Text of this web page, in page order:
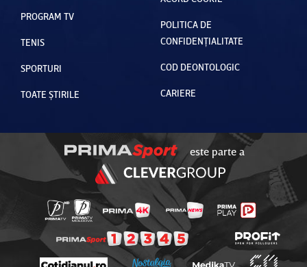
PROGRAM TV
TENIS
SPORTURI
TOATE ȘTIRILE
POLITICA DE
CONFIDENȚIALITATE
COD DEONTOLOGIC
CARIERE
este parte a